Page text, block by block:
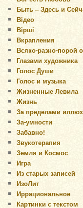
Быть – Здесь и
Відео
Вірші
Вкрапления
Всяко-разно-порой
Глазами художника
Голос Души
Голос и музыка
Жизненные Левила
Жизнь
За пределами
За-умности
Забавно!
Звукотерапия
Земля и Космос
Игра
Из старых записей
ИзоЛит
Иррациональное
Картинки с текстом